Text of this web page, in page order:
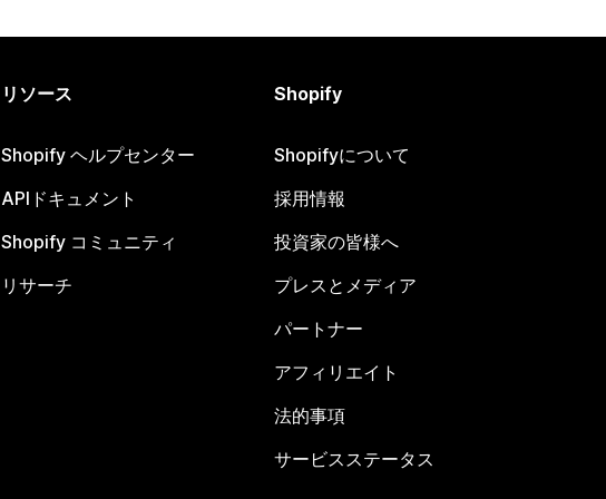
リソース
Shopify ヘルプセンター
APIドキュメント
Shopify コミュニティ
リサーチ
Shopify
Shopifyについて
採用情報
投資家の皆様へ
プレスとメディア
パートナー
アフィリエイト
法的事項
サービスステータス